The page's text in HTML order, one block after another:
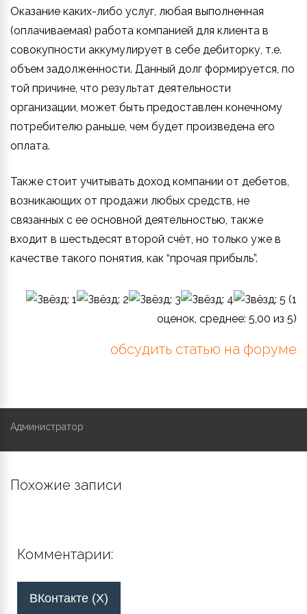
Оказание каких-либо услуг, любая выполненная
(оплачиваемая) работа компанией для клиента в
совокупности аккумулирует в себе дебиторку, т.е.
объем задолженности. Данный долг формируется, по
той причине, что результат деятельности
организации, может быть предоставлен конечному
потребителю раньше, чем будет произведена его
оплата.
Также стоит учитывать доход компании от дебетов,
возникающих от продажи любых средств, не
связанных с ее основной деятельностью, также
входит в шестьдесят второй счёт, но только уже в
качестве такого понятия, как “прочая прибыль”.
(1
оценок, среднее: 5,00 из 5)
обсудить статью на форуме
Администратор
Похожие записи
Комментарии:
ВКонтакте (X)